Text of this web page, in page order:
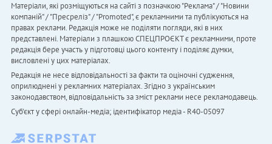
Матеріали, які розміщуються на сайті з позначкою "Реклама" / "Новини
компаній" / "Пресреліз" / "Promoted", є рекламними та публікуються на
правах реклами. Редакція може не поділяти погляди, які в них
представлені. Матеріали з плашкою СПЕЦПРОЄКТ є рекламними, проте
редакція бере участь у підготовці цього контенту і поділяє думки,
висловлені у цих матеріалах.
Редакція не несе відповідальності за факти та оціночні судження,
оприлюднені у рекламних матеріалах. Згідно з українським
законодавством, відповідальність за зміст реклами несе рекламодавець.
Cуб'єкт у сфері онлайн-медіа; ідентифікатор медіа - R40-05097